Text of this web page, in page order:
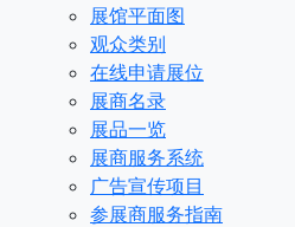
展馆平面图
观众类别
在线申请展位
展商名录
展品一览
展商服务系统
广告宣传项目
参展商服务指南